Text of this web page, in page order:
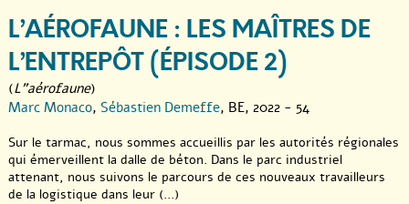
Autres séances publiques :
*Le 16 avril à 18h au Cinéma NOVA - épisodes 1 et 6
*Le 24 avril à 18h00 DK - épisode 3
*Le 26 avril à 19h la librairie Par Chemins - épisode 5
L’AÉROFAUNE : LES MAÎTRES DE
L’ENTREPÔT (ÉPISODE 2)
(L"aérofaune)
Marc Monaco, Sébastien Demeffe, BE, 2022 - 54
Sur le tarmac, nous sommes accueillis par les autorités régionales
qui émerveillent la dalle de béton. Dans le parc industriel
attenant, nous suivons le parcours de ces nouveaux travailleurs
de la logistique dans leur (...)